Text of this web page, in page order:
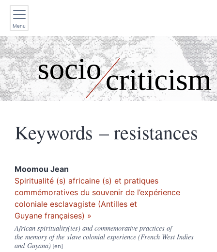
Menu
Keywords – resistances
Moomou Jean
Spiritualité (s) africaine (s) et pratiques
commémoratives du souvenir de l’expérience
coloniale esclavagiste (Antilles et
Guyane françaises) »
African spirituality(ies) and commemorative practices of
the memory of the slave colonial experience (French West Indies
and Guyana)